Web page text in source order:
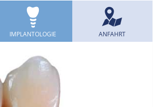
IMPLANTOLOGIE ANFAHRT